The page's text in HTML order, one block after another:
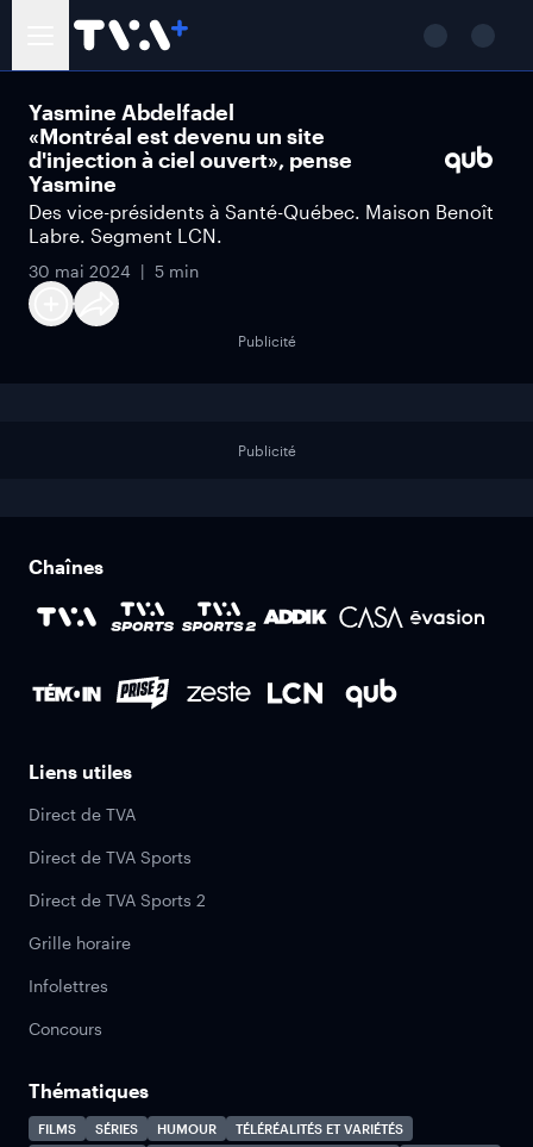
Yasmine Abdelfadel
«Montréal est devenu un site
d'injection à ciel ouvert», pense
Yasmine
Des vice-présidents à Santé-Québec. Maison Benoît
Labre. Segment LCN.
30 mai 2024 5 min
Publicité
Publicité
Chaînes
Liens utiles
Direct de TVA
Direct de TVA Sports
Direct de TVA Sports 2
Grille horaire
Infolettres
Concours
Thématiques
FILMS SÉRIES HUMOUR
TÉLÉRÉALITÉS ET VARIÉTÉS